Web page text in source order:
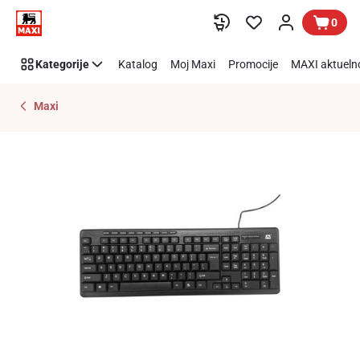
Preskoči link 0
Kategorije Katalog Moj Maxi Promocije MAXI
Maxi